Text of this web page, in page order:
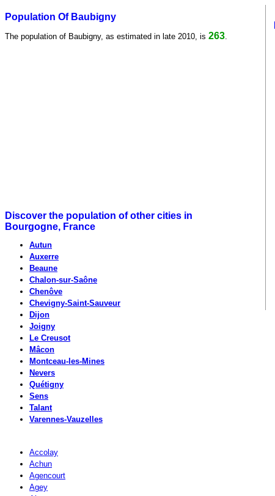
Population Of Baubigny
The population of Baubigny, as estimated in late 2010, is 263
Discover the population of other cities in
Bourgogne, France
Autun
Auxerre
Beaune
Chalon-sur-Saône
Chenôve
Chevigny-Saint-Sauveur
Dijon
Joigny
Le Creusot
Mâcon
Montceau-les-Mines
Nevers
Quétigny
Sens
Talant
Varennes-Vauzelles
Accolay
Achun
Agencourt
Agey